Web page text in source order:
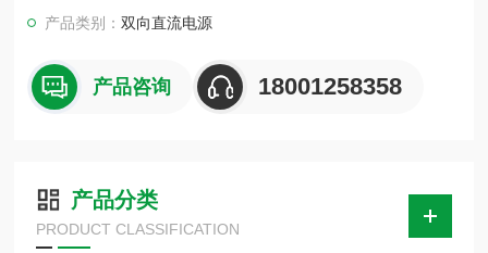
产品类别：双向直流电源
产品咨询 18001258358
产品分类
PRODUCT CLASSIFICATION